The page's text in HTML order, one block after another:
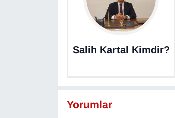
Salih Kartal Kimdir?
Yorumlar